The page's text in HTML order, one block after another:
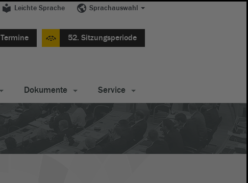
Leichte Sprache Sprachauswahl
Termine 52. Sitzungsperiode
Dokumente Service